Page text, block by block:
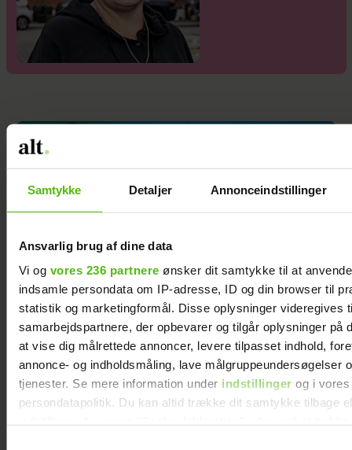
Samtykke Detaljer Annonceindstillinger
Ansvarlig brug af dine data
Vi og vores 236 partnere ønsker dit samtykke til at
indsamle persondata om IP-adresse, ID og din browser til
statistik og marketingformål. Disse oplysninger videregives
samarbejdspartnere, der opbevarer og tilgår oplysninger på
at vise dig målrettede annoncer, levere tilpasset indhold,
annonce- og indholdsmåling, lave målgruppeundersøgelser
tjenester. Se mere information under indstillinger og i vores
persondatapolitik. Du kan altid trække dit samtykke tilbage
Bag facaden på komedieserien ”ALF”: Stort
drama i kulisserne